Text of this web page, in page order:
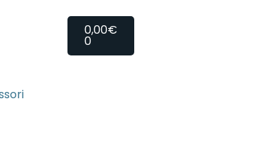
0,00€
0